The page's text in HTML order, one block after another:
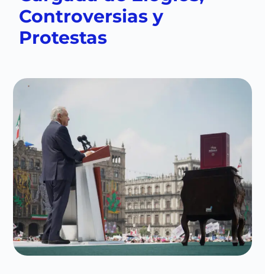
Controversias y
Protestas